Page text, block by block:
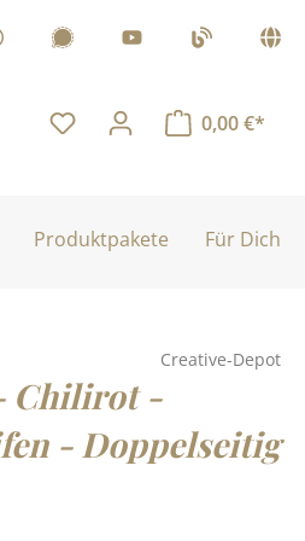
0,00 €*
Produktpakete Für Dich
Creative-Depot
Chilirot -
- Doppelseitig